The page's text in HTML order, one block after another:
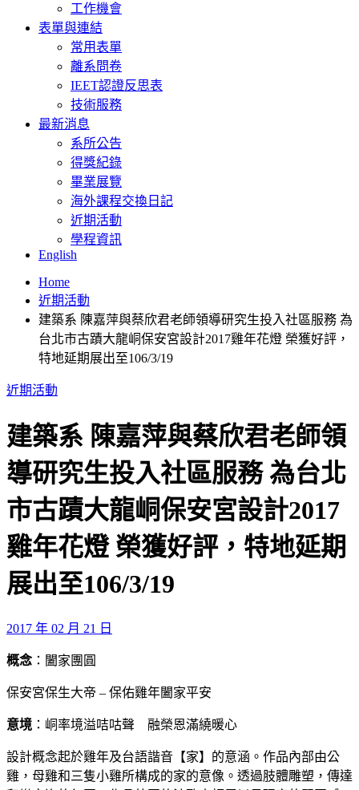
工作機會
表單與連結
常用表單
離系問卷
IEET認證反思表
技術服務
最新消息
系所公告
得獎紀錄
畢業展覽
海外課程交換日記
近期活動
學程資訊
English
Home
近期活動
建築系 陳嘉萍與蔡欣君老師領導研究生投入社區服務 為
台北市古蹟大龍峒保安宮設計2017雞年花燈 榮獲好評，
特地延期展出至106/3/19
近期活動
建築系 陳嘉萍與蔡欣君老師領
導研究生投入社區服務 為台北
市古蹟大龍峒保安宮設計2017
雞年花燈 榮獲好評，特地延期
展出至106/3/19
2017 年 02 月 21 日
概念：闔家團圓
保安宮保生大帝 – 保佑雞年闔家平安
意境 ：峒率境溢咭咕聲 融榮恩滿繞暖心
設計概念起於雞年及台語諧音【家】的意涵。作品內部由公
雞，母雞和三隻小雞所構成的家的意像。透過肢體雕塑，傳達